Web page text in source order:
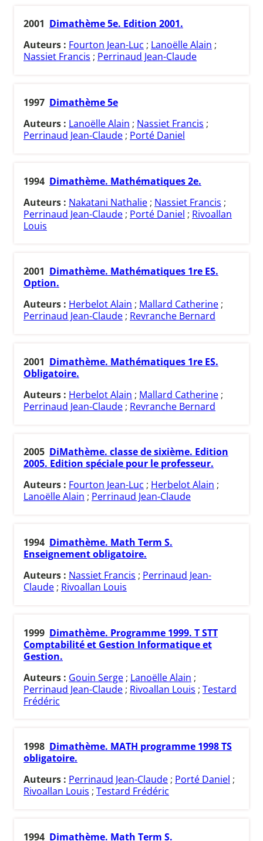
2001 Dimathème 5e. Edition 2001.
Auteurs : Fourton Jean-Luc ; Lanoëlle Alain ;
Nassiet Francis ; Perrinaud Jean-Claude
1997 Dimathème 5e
Auteurs : Lanoëlle Alain ; Nassiet Francis ;
Perrinaud Jean-Claude ; Porté Daniel
1994 Dimathème. Mathématiques 2e.
Auteurs : Nakatani Nathalie ; Nassiet Francis ;
Perrinaud Jean-Claude ; Porté Daniel ; Rivoallan
Louis
2001 Dimathème. Mathématiques 1re ES.
Option.
Auteurs : Herbelot Alain ; Mallard Catherine ;
Perrinaud Jean-Claude ; Revranche Bernard
2001 Dimathème. Mathématiques 1re ES.
Obligatoire.
Auteurs : Herbelot Alain ; Mallard Catherine ;
Perrinaud Jean-Claude ; Revranche Bernard
2005 DiMathème. classe de sixième. Edition
2005. Edition spéciale pour le professeur.
Auteurs : Fourton Jean-Luc ; Herbelot Alain ;
Lanoëlle Alain ; Perrinaud Jean-Claude
1994 Dimathème. Math Term S.
Enseignement obligatoire.
Auteurs : Nassiet Francis ; Perrinaud Jean-
Claude ; Rivoallan Louis
1999 Dimathème. Programme 1999. T STT
Comptabilité et Gestion Informatique et
Gestion.
Auteurs : Gouin Serge ; Lanoëlle Alain ;
Perrinaud Jean-Claude ; Rivoallan Louis ; Testard
Frédéric
1998 Dimathème. MATH programme 1998 TS
obligatoire.
Auteurs : Perrinaud Jean-Claude ; Porté Daniel ;
Rivoallan Louis ; Testard Frédéric
1994 Dimathème. Math Term S.